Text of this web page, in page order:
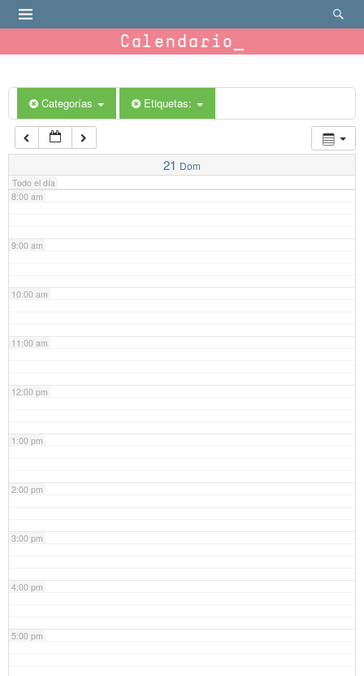
Calendario
Categorías Etiquetas:
21 Dom
Todo el día
6:00 am
7:00 am
8:00 am
9:00 am
10:00 am
11:00 am
12:00 pm
1:00 pm
2:00 pm
3:00 pm
4:00 pm
5:00 pm